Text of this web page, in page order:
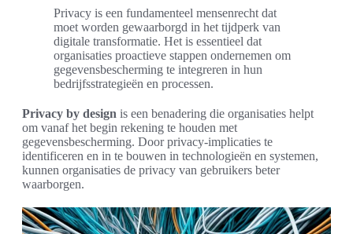
Privacy is een fundamenteel mensenrecht dat
moet worden gewaarborgd in het tijdperk van
digitale transformatie. Het is essentieel dat
organisaties proactieve stappen ondernemen om
gegevensbescherming te integreren in hun
bedrijfsstrategieën en processen.
Privacy by design is een benadering die organisaties helpt
om vanaf het begin rekening te houden met
gegevensbescherming. Door privacy-implicaties te
identificeren en in te bouwen in technologieën en systemen,
kunnen organisaties de privacy van gebruikers beter
waarborgen.